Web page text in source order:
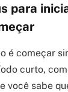
para
é começar
curto,
você sabe